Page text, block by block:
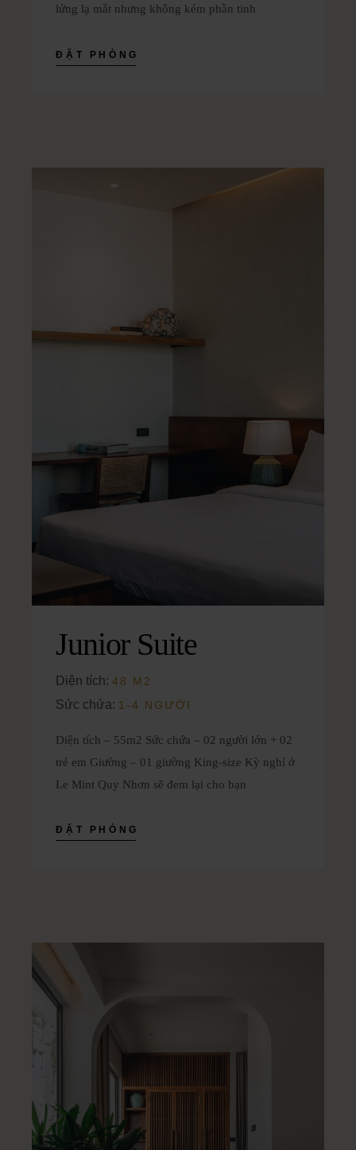
lửng lạ mắt nhưng không kém phần tinh
ĐẶT PHÒNG
Junior Suite
Diện tích:48 M2
Sức chứa: 1-4 NGƯỜI
Diện tích – 55m2 Sức chứa – 02 người lớn + 02
trẻ em Giường – 01 giường King-size Kỳ nghỉ ở
Le Mint Quy Nhơn sẽ đem lại cho bạn
ĐẶT PHÒNG